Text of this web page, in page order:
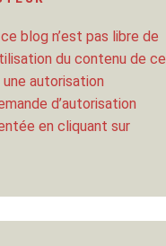
blog n’est pas libre de
du contenu de ce
autorisation
d’autorisation
en cliquant sur